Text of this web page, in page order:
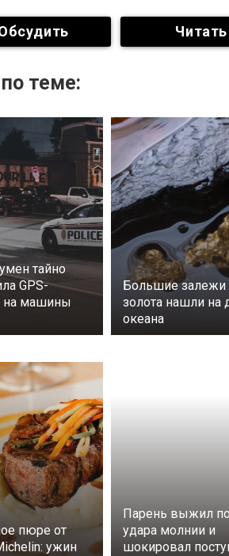
теме:
тайно
GPS-
на машины
Большие залежи
золота нашли на
океана
пюре от
ужин
Парень выжил
удара молнии и
шокировал